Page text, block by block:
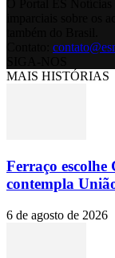
MAIS HISTÓRIAS
Ferraço escolhe
contempla
6 de agosto de 2026